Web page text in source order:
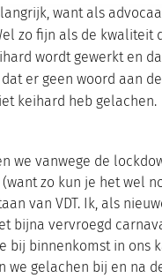
want als
zo fijn als de kwaliteit
wordt gewerkt en
er geen woord aan
keihard heb gelachen.
we vanwege de
zo kun je het wel
van VDT. Ik, als nieuwe
bijna vervroegd
bij binnenkomst in ons
we gelachen bij en na